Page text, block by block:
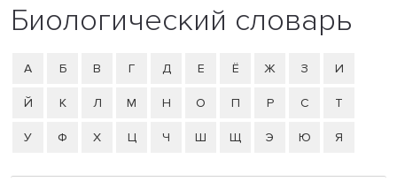
Биологический словарь
А Б В Г Д Е Ё Ж З И
Й К Л М Н О П Р С Т
У Ф Х Ц Ч Ш Щ Э Ю Я